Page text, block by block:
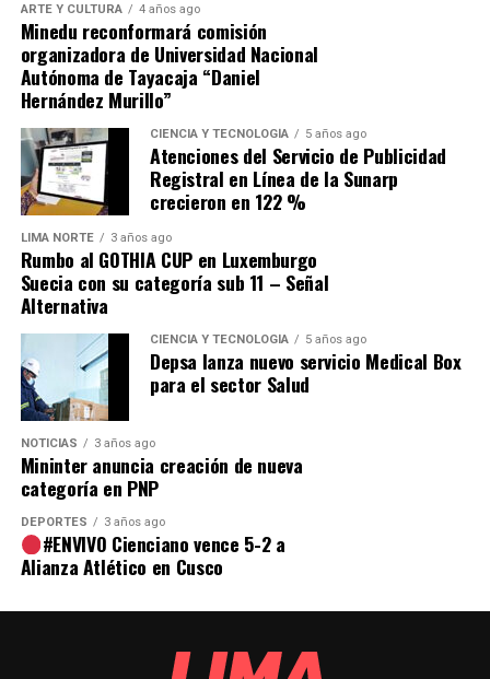
ARTE Y CULTURA 4 años ago
Minedu reconformará comisión
organizadora de Universidad Nacional
Autónoma de Tayacaja “Daniel
Hernández Murillo”
CIENCIA Y TECNOLOGÍA 5 años ago
Atenciones del Servicio de Publicidad
Registral en Línea de la Sunarp
crecieron en 122 %
LIMA NORTE 3 años ago
Rumbo al GOTHIA CUP en Luxemburgo
Suecia con su categoría sub 11 – Señal
Alternativa
CIENCIA Y TECNOLOGÍA 5 años ago
Depsa lanza nuevo servicio Medical Box
para el sector Salud
NOTICIAS 3 años ago
Mininter anuncia creación de nueva
categoría en PNP
DEPORTES 3 años ago
#ENVIVO Cienciano vence 5-2 a
Alianza Atlético en Cusco